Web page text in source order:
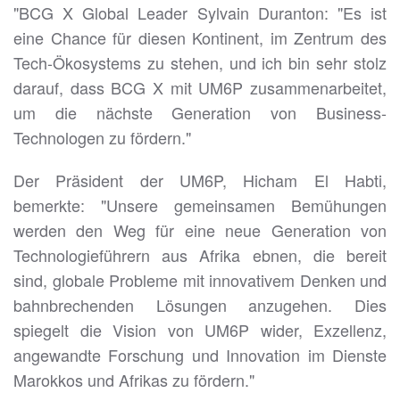
"BCG X Global Leader Sylvain Duranton: "Es ist
eine Chance für diesen Kontinent, im Zentrum des
Tech-Ökosystems zu stehen, und ich bin sehr stolz
darauf, dass BCG X mit UM6P zusammenarbeitet,
um die nächste Generation von Business-
Technologen zu fördern."
Der Präsident der UM6P, Hicham El Habti,
bemerkte: "Unsere gemeinsamen Bemühungen
werden den Weg für eine neue Generation von
Technologieführern aus Afrika ebnen, die bereit
sind, globale Probleme mit innovativem Denken und
bahnbrechenden Lösungen anzugehen. Dies
spiegelt die Vision von UM6P wider, Exzellenz,
angewandte Forschung und Innovation im Dienste
Marokkos und Afrikas zu fördern."